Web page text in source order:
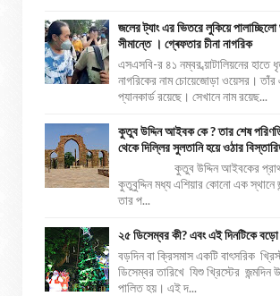
জলের ট্যাং এর ভিতরে লুকিয়ে
সীমান্তে । গ্ৰেফতার চীনা নাগরিক
এসএসবি-র ৪১ নম্বর ব্য়াটালিয়নের হাতে
নাগরিকের নাম চোয়েজোড়া ওয়েসর। তাঁর
প্যানকার্ড রয়েছে। সেখানে নাম রয়েছ...
কুতুব উদ্দিন আইবক কে ? তার শেষ
থেকে দিল্লির সুলতানি হয়ে ওঠার
কুতুব উদ্দিন আইবকের
কুতুবুদ্দিন মধ্য এশিয়ার কোনো এক স্থানে
তার প...
২৫ ডিসেম্বর কী? এবং এই দিনটিকে বড়ো
বড়দিন বা ক্রিসমাস একটি বাৎসরিক
ডিসেম্বর তারিখে যিশু খ্রিস্টের
পালিত হয়। এই দ...